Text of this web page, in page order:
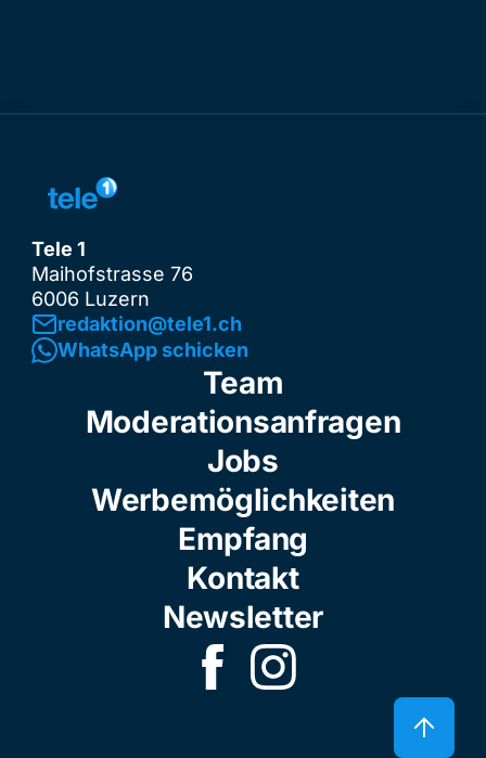
Tele 1
Maihofstrasse 76
6006 Luzern
redaktion@tele1.ch
WhatsApp schicken
Team
Moderationsanfragen
Jobs
Werbemöglichkeiten
Empfang
Kontakt
Newsletter